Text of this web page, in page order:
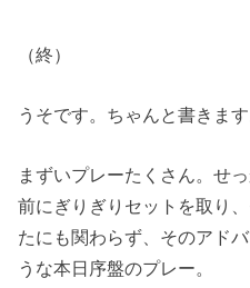
（終）
うそです。ちゃんと書きます
まずいプレーたくさん。せ
前にぎりぎりセットを取り
たにも関わらず、そのアド
うな本日序盤のプレー。